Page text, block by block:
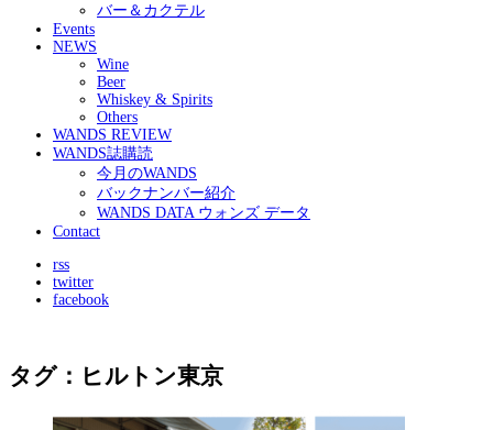
バー＆カクテル
Events
NEWS
Wine
Beer
Whiskey & Spirits
Others
WANDS REVIEW
WANDS誌購読
今月のWANDS
バックナンバー紹介
WANDS DATA ウォンズ データ
Contact
rss
twitter
facebook
タグ：ヒルトン東京